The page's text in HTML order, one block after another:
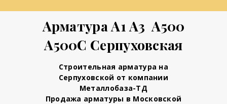
Арматура А1 А3 А500
А500С Серпуховская
Строительная арматура на
Серпуховской от компании
Металлобаза-ТД
Продажа арматуры в Московской